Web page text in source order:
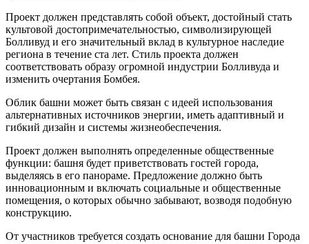
Проект должен представлять собой объект, достойный стать
культовой достопримечательностью, символизирующей
Болливуд и его значительный вклад в культурное наследие
региона в течение ста лет. Стиль проекта должен
соответствовать образу огромной индустрии Болливуда и
изменить очертания Бомбея.
Облик башни может быть связан с идеей использования
альтернативных источников энергии, иметь адаптивный и
гибкий дизайн и системы жизнеобеспечения.
Проект должен выполнять определенные общественные
функции: башня будет приветствовать гостей города,
выделяясь в его панораме. Предложение должно быть
инновационным и включать социальные и общественные
помещения, о которых обычно забывают, возводя подобную
конструкцию.
От участников требуется создать основание для башни Города